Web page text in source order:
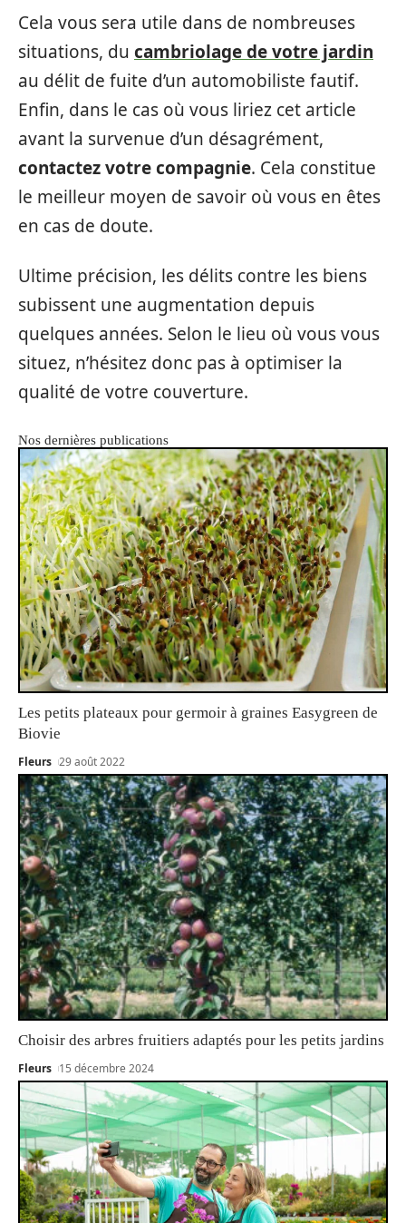
Cela vous sera utile dans de nombreuses
situations, du cambriolage de votre jardin
au délit de fuite d’un automobiliste fautif.
Enfin, dans le cas où vous liriez cet article
avant la survenue d’un désagrément,
contactez votre compagnie. Cela constitue
le meilleur moyen de savoir où vous en êtes
en cas de doute.
Ultime précision, les délits contre les biens
subissent une augmentation depuis
quelques années. Selon le lieu où vous vous
situez, n’hésitez donc pas à optimiser la
qualité de votre couverture.
Nos dernières publications
Les petits plateaux pour germoir à graines Easygreen de
Biovie
Fleurs 29 août 2022
Choisir des arbres fruitiers adaptés pour les petits jardins
Fleurs 15 décembre 2024